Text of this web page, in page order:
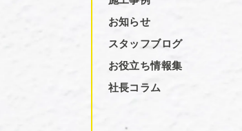
お知らせ
スタッフブログ
お役立ち情報集
社長コラム